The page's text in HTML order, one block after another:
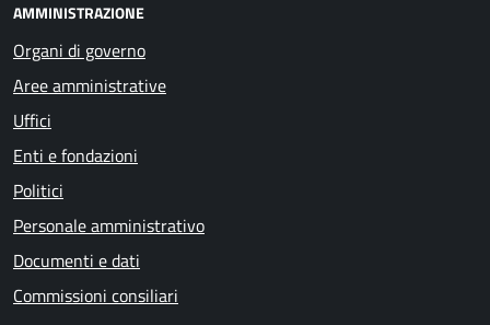
AMMINISTRAZIONE
Organi di governo
Aree amministrative
Uffici
Enti e fondazioni
Politici
Personale amministrativo
Documenti e dati
Commissioni consiliari